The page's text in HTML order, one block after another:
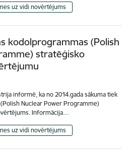
uz vidi novērtējums
kodolprogrammas (Polish
stratēģisko
informē, ka no 2014.gada sākuma tiek
Nuclear Power Programme)
Informācija…
uz vidi novērtējums